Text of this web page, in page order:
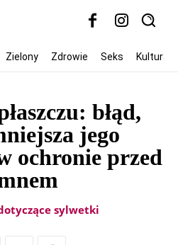
Zielony Zdrowie Seks Kultura
błąd,
jego
ochronie przed
sylwetki